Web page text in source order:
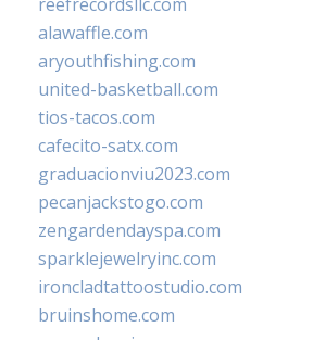
alawaffle.com
aryouthfishing.com
united-basketball.com
tios-tacos.com
cafecito-satx.com
graduacionviu2023.com
pecanjackstogo.com
zengardendayspa.com
sparklejewelryinc.com
ironcladtattoostudio.com
bruinshome.com